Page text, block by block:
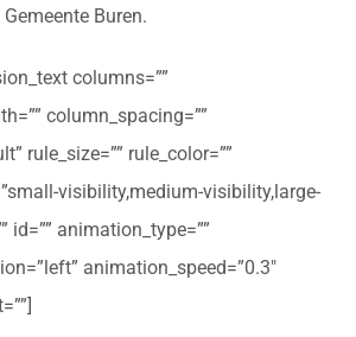
Buren.
columns=””
column_spacing=””
rule_size=”” rule_color=””
visibility,medium-visibility,large-
id=”” animation_type=””
animation_speed=”0.3″